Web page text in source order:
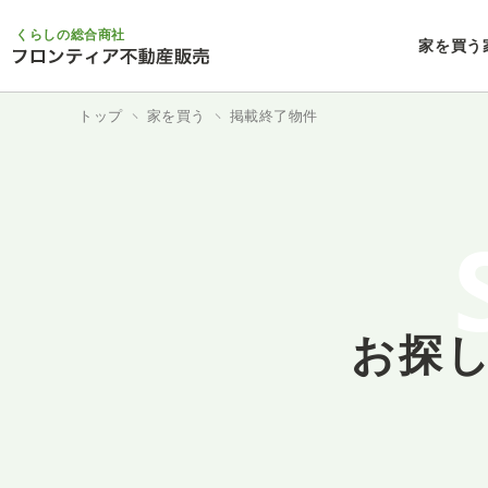
くらしの総合商社
家を買う
トップ 家を買う 掲載終了物件
お探